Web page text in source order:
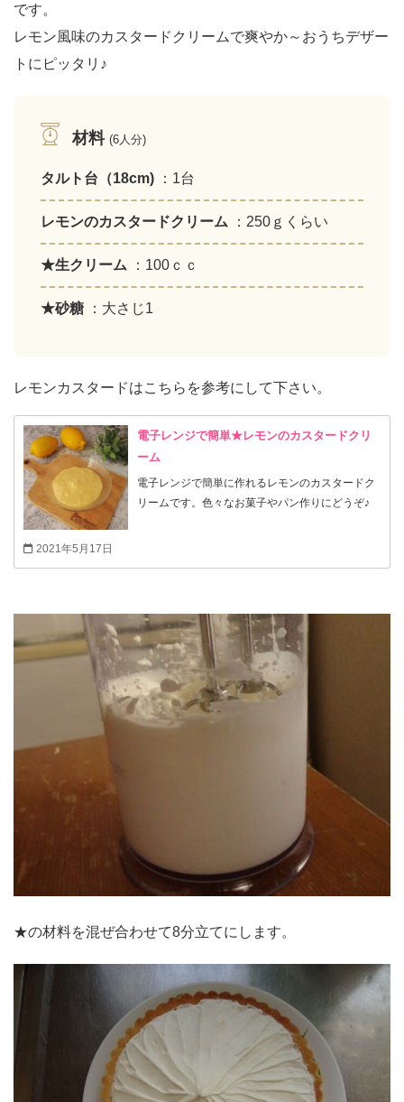
です。
レモン風味のカスタードクリームで爽やか～おうちデザー
トにピッタリ♪
材料 (6人分)
タルト台（18cm) ：1台
レモンのカスタードクリーム ：250ｇくらい
★生クリーム ：100ｃｃ
★砂糖 ：大さじ1
レモンカスタードはこちらを参考にして下さい。
電子レンジで簡単★レモンのカスタードクリ
ーム
電子レンジで簡単に作れるレモンのカスタードク
リームです。色々なお菓子やパン作りにどうぞ♪
2021年5月17日
★の材料を混ぜ合わせて8分立てにします。